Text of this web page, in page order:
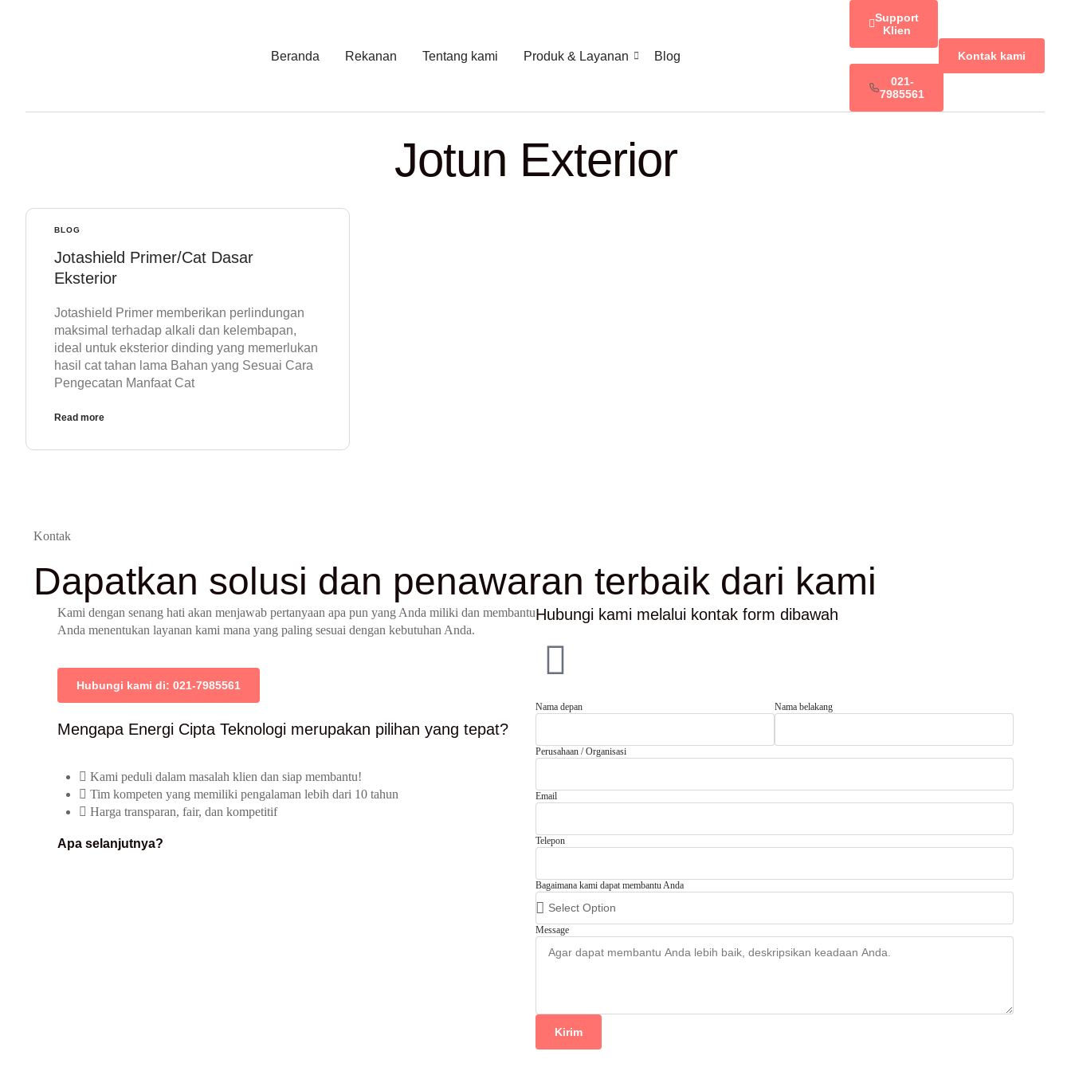
Beranda Rekanan Tentang kami Produk & Layanan Blog
Support
Klien
021-
7985561
Kontak kami
Jotun Exterior
BLOG
Jotashield Primer/Cat Dasar
Eksterior
Jotashield Primer memberikan perlindungan
maksimal terhadap alkali dan kelembapan,
ideal untuk eksterior dinding yang memerlukan
hasil cat tahan lama Bahan yang Sesuai Cara
Pengecatan Manfaat Cat
Read more
Kontak
Dapatkan solusi dan penawaran terbaik dari kami
Kami dengan senang hati akan menjawab pertanyaan apa pun yang Anda miliki dan membantu
Anda menentukan layanan kami mana yang paling sesuai dengan kebutuhan Anda.
Hubungi kami di: 021-7985561
Mengapa Energi Cipta Teknologi merupakan pilihan yang tepat?
Kami peduli dalam masalah klien dan siap membantu!
Tim kompeten yang memiliki pengalaman lebih dari 10 tahun
Harga transparan, fair, dan kompetitif
Apa selanjutnya?
Hubungi kami melalui kontak form dibawah
Nama depan Nama belakang
Perusahaan / Organisasi
Email
Telepon
Bagaimana kami dapat membantu Anda
Message
Kirim